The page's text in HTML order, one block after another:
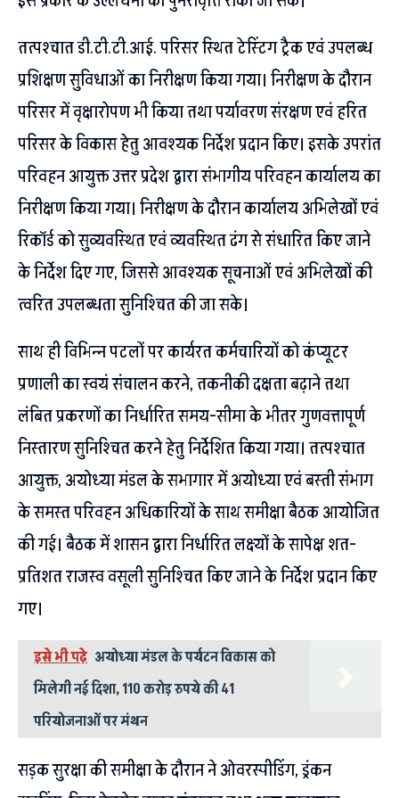
तत्पश्चात डी.टी.टी.आई. परिसर स्थित टेस्टिंग ट्रैक एवं उपलब्ध
प्रशिक्षण सुविधाओं का निरीक्षण किया गया। निरीक्षण के दौरान
परिसर में वृक्षारोपण भी किया तथा पर्यावरण संरक्षण एवं हरित
परिसर के विकास हेतु आवश्यक निर्देश प्रदान किए। इसके उपरांत
परिवहन आयुक्त उत्तर प्रदेश द्वारा संभागीय परिवहन कार्यालय का
निरीक्षण किया गया। निरीक्षण के दौरान कार्यालय अभिलेखों एवं
रिकॉर्ड को सुव्यवस्थित एवं व्यवस्थित ढंग से संधारित किए जाने
के निर्देश दिए गए, जिससे आवश्यक सूचनाओं एवं अभिलेखों की
त्वरित उपलब्धता सुनिश्चित की जा सके।
साथ ही विभिन्न पटलों पर कार्यरत कर्मचारियों को कंप्यूटर
प्रणाली का स्वयं संचालन करने, तकनीकी दक्षता बढ़ाने तथा
लंबित प्रकरणों का निर्धारित समय-सीमा के भीतर गुणवत्तापूर्ण
निस्तारण सुनिश्चित करने हेतु निर्देशित किया गया। तत्पश्चात
आयुक्त, अयोध्या मंडल के सभागार में अयोध्या एवं बस्ती संभाग
के समस्त परिवहन अधिकारियों के साथ समीक्षा बैठक आयोजित
की गई। बैठक में शासन द्वारा निर्धारित लक्ष्यों के सापेक्ष शत-
प्रतिशत राजस्व वसूली सुनिश्चित किए जाने के निर्देश प्रदान किए
गए।
इसे भी पढ़े अयोध्या मंडल के पर्यटन विकास को
मिलेगी नई दिशा, 110 करोड़ रुपये की 41
परियोजनाओं पर मंथन
सड़क सुरक्षा की समीक्षा के दौरान ने ओवरस्पीडिंग, ड्रंकन